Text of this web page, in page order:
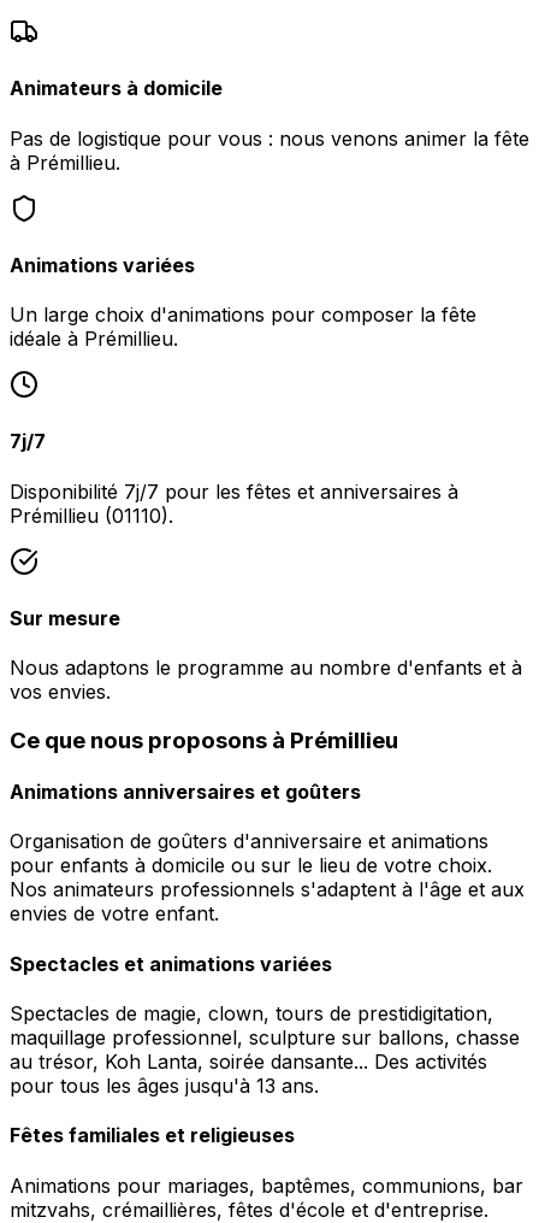
Animateurs à domicile
Pas de logistique pour vous : nous venons animer la fête
à Prémillieu.
Animations variées
Un large choix d'animations pour composer la fête
idéale à Prémillieu.
7j/7
Disponibilité 7j/7 pour les fêtes et anniversaires à
Prémillieu (01110).
Sur mesure
Nous adaptons le programme au nombre d'enfants et à
vos envies.
Ce que nous proposons à Prémillieu
Animations anniversaires et goûters
Organisation de goûters d'anniversaire et animations
pour enfants à domicile ou sur le lieu de votre choix.
Nos animateurs professionnels s'adaptent à l'âge et aux
envies de votre enfant.
Spectacles et animations variées
Spectacles de magie, clown, tours de prestidigitation,
maquillage professionnel, sculpture sur ballons, chasse
au trésor, Koh Lanta, soirée dansante... Des activités
pour tous les âges jusqu'à 13 ans.
Fêtes familiales et religieuses
Animations pour mariages, baptêmes, communions, bar
mitzvahs, crémaillières, fêtes d'école et d'entreprise.